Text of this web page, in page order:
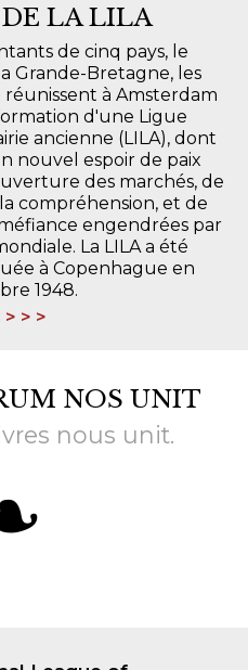
LA LILA
de cinq pays, le
Grande-Bretagne, les
réunissent à Amsterdam
d'une Ligue
ancienne (LILA), dont
nouvel espoir de paix
des marchés, de
compréhension, et de
engendrées par
La LILA a été
à Copenhague en
1948.
NOS UNIT
nous unit.